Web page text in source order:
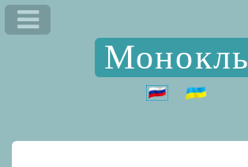
Монокль